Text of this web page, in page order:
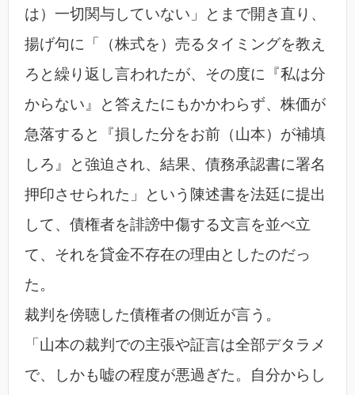
は）一切関与していない」とまで開き直り、
揚げ句に「（株式を）売るタイミングを教え
ろと繰り返し言われたが、その度に『私は分
からない』と答えたにもかかわらず、株価が
急落すると『損した分をお前（山本）が補填
しろ』と強迫され、結果、債務承認書に署名
押印させられた」という陳述書を法廷に提出
して、債権者を誹謗中傷する文言を並べ立
て、それを貸金不存在の理由としたのだっ
た。
裁判を傍聴した債権者の側近が言う。
「山本の裁判での主張や証言は全部デタラメ
で、しかも嘘の程度が悪過ぎた。自分からし